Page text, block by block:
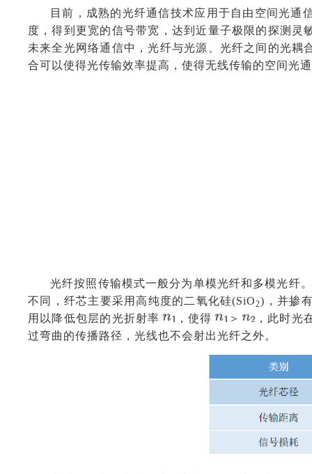
目前，成熟的光纤通信技术应用于自由空间光
度，得到更宽的信号带宽，达到近量子极限的探测
未来全光网络通信中，光纤与光源、光纤之间的光
合可以使得光传输效率提高，使得无线传输的空间光
光纤按照传输模式一般分为单模光纤和多模光纤
不同，纤芯主要采用高纯度的二氧化硅(SiO2)，并掺
用以降低包层的光折射率
，使得 ＞
，此时光
过弯曲的传播路径，光线也不会射出光纤之外。